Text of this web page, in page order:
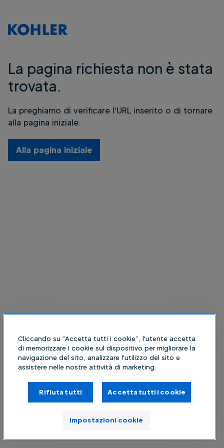
La pagina richiesta non è stata
trovata.
La preghiamo di verificare l'URL inserito o di tornare
alla pagina iniziale.
Alla pagina iniziale
Cliccando su “Accetta tutti i cookie”, l'utente accetta
di memorizzare i cookie sul dispositivo per migliorare la
navigazione del sito, analizzare l'utilizzo del sito e
assistere nelle nostre attività di marketing.
Rifiuta tutti Accetta tutti i cookie
Impostazioni cookie